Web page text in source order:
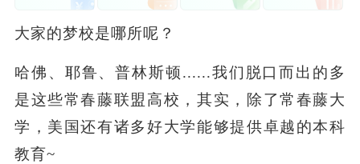
大家的梦校是哪所呢？
哈佛、耶鲁、普林斯顿......我们脱口而出的多
是这些常春藤联盟高校，其实，除了常春藤大
学，美国还有诸多好大学能够提供卓越的本科
教育~